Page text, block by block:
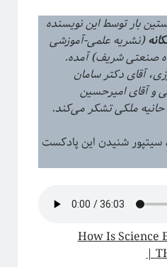
پیچیده چیه؟
اثر هنری
بار توسط این نویسنده
(نشریه علمی-آموزشی
صنعتی شریف) آمده.
آقای دکتر سامان
و آقای امیرحسین
حانیه ملکی تشکر می‌کند.
سیتپور شنیدن این پادکست
How Is Science